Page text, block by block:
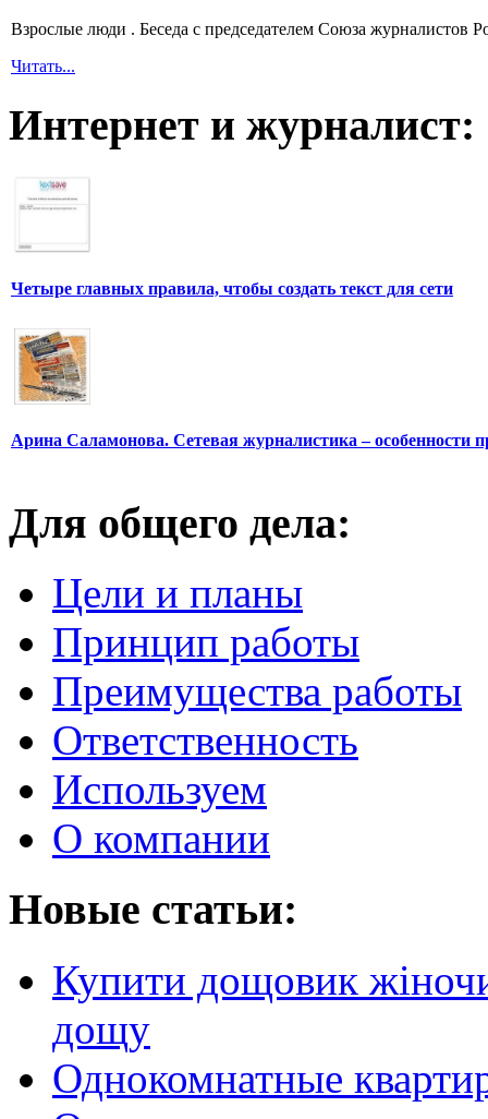
Взрослые люди . Беседа с председателем Союза журналистов
Читать...
Интернет и журналист:
Четыре главных правила, чтобы создать текст для сети
Арина Саламонова. Сетевая журналистика – особенности
Для общего дела:
Цели и планы
Принцип работы
Преимущества работы
Ответственность
Используем
О компании
Новые статьи:
Купити дощовик
дощу
Однокомнатные